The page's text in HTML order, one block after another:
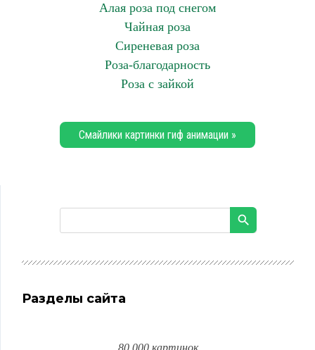
Алая роза под снегом
Чайная роза
Сиреневая роза
Роза-благодарность
Роза с зайкой
Смайлики картинки гиф анимации »
Разделы сайта
80 000 картинок